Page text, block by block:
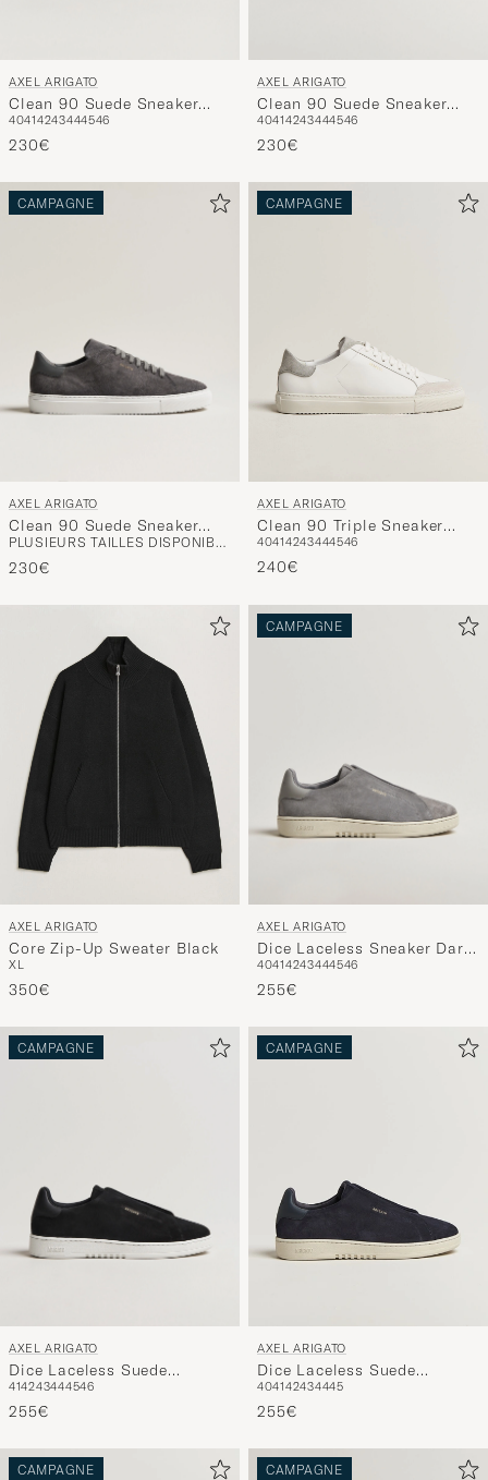
AXEL ARIGATO
Clean 90 Suede Sneaker
Black
40414243444546
230€
AXEL ARIGATO
Clean 90 Suede Sneaker
Dark Brown
40414243444546
230€
CAMPAGNE
AXEL ARIGATO
Clean 90 Suede Sneaker
Dark Grey
PLUSIEURS TAILLES DISPONIBLES
230€
CAMPAGNE
AXEL ARIGATO
Clean 90 Triple Sneaker
White/Grey
40414243444546
240€
AXEL ARIGATO
Core Zip-Up Sweater Black
XL
350€
CAMPAGNE
AXEL ARIGATO
Dice Laceless Sneaker Dark
Grey Suede
40414243444546
255€
CAMPAGNE
AXEL ARIGATO
Dice Laceless Suede
Sneaker Black
414243444546
255€
CAMPAGNE
AXEL ARIGATO
Dice Laceless Suede
Sneaker Dark Blue
404142434445
255€
CAMPAGNE CAMPAGNE